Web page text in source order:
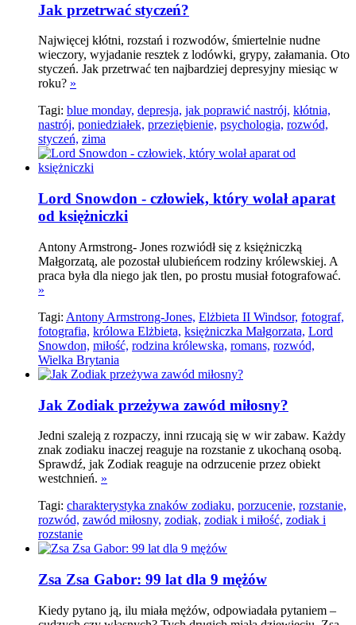
Jak przetrwać styczeń?
Najwięcej kłótni, rozstań i rozwodów, śmiertelnie nudne
wieczory, wyjadanie resztek z lodówki, grypy, załamania. Oto
styczeń. Jak przetrwać ten najbardziej depresyjny miesiąc w
roku? »
Tagi: blue monday, depresja, jak poprawić nastrój, kłótnia,
nastrój, poniedziałek, przeziębienie, psychologia, rozwód,
styczeń, zima
Lord Snowdon - człowiek, który wolał aparat
od księżniczki
Antony Armstrong- Jones rozwiódł się z księżniczką
Małgorzatą, ale pozostał ulubieńcem rodziny królewskiej. A
praca była dla niego jak tlen, po prostu musiał fotografować.
»
Tagi: Antony Armstrong-Jones, Elżbieta II Windsor, fotograf,
fotografia, królowa Elżbieta, księżniczka Małgorzata, Lord
Snowdon, miłość, rodzina królewska, romans, rozwód,
Wielka Brytania
Jak Zodiak przeżywa zawód miłosny?
Jedni szaleją z rozpaczy, inni rzucają się w wir zabaw. Każdy
znak zodiaku inaczej reaguje na rozstanie z ukochaną osobą.
Sprawdź, jak Zodiak reaguje na odrzucenie przez obiekt
westchnień. »
Tagi: charakterystyka znaków zodiaku, porzucenie, rozstanie,
rozwód, zawód miłosny, zodiak, zodiak i miłość, zodiak i
rozstanie
Zsa Zsa Gabor: 99 lat dla 9 mężów
Kiedy pytano ją, ilu miała mężów, odpowiadała pytaniem –